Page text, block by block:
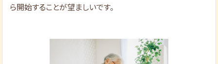
ら開始することが望ましいです。